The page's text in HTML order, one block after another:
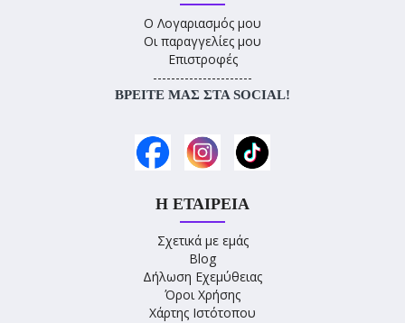
Ο Λογαριασμός μου
Οι παραγγελίες μου
Επιστροφές
----------------------
ΒΡΕΊΤΕ ΜΑΣ ΣΤΑ SOCIAL!
Η ΕΤΑΙΡΕΊΑ
Σχετικά με εμάς
Blog
Δήλωση Εχεμύθειας
Όροι Χρήσης
Χάρτης Ιστότοπου